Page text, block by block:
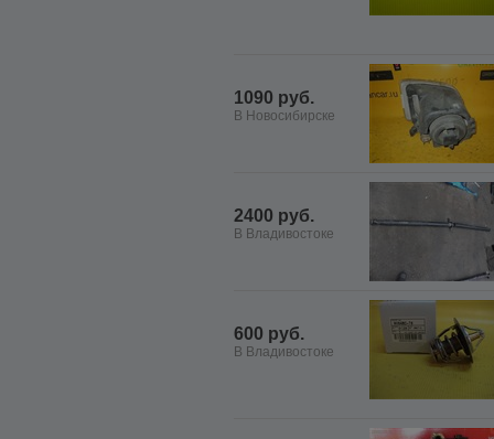
1090 руб.
В Новосибирске
2400 руб.
В Владивостоке
600 руб.
В Владивостоке